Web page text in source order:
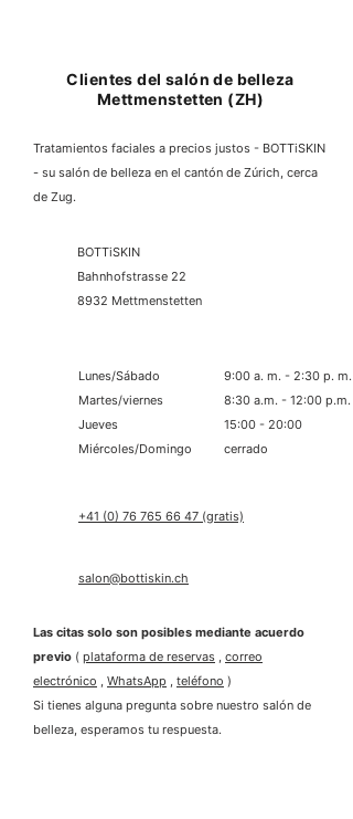
Clientes del salón de belleza
Mettmenstetten (ZH)
Tratamientos faciales a precios justos - BOTTiSKIN
- su salón de belleza en el cantón de Zúrich, cerca
de Zug.
BOTTiSKIN
Bahnhofstrasse 22
8932 Mettmenstetten
Lunes/Sábado
Martes/viernes
Jueves
Miércoles/Domingo
9:00 a. m. - 2:30 p. m.
8:30 a.m. - 12:00 p.m.
15:00 - 20:00
cerrado
+41 (0) 76 765 66 47 (gratis)
salon@bottiskin.ch
Las citas solo son posibles mediante acuerdo
previo ( plataforma de reservas , correo
electrónico , WhatsApp , teléfono )
Si tienes alguna pregunta sobre nuestro salón de
belleza, esperamos tu respuesta.